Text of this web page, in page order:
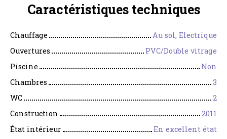
Caractéristiquestechniques
Chauffage
Au sol, Electrique
Ouvertures
PVC/Double vitrage
Piscine
Non
Chambres
3
WC
2
Construction
2011
État intérieur
En excellent état